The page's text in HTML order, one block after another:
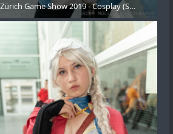
Zürich Game Show 2019 - Cosplay (Samstag) - 162
21. Oktober 2019